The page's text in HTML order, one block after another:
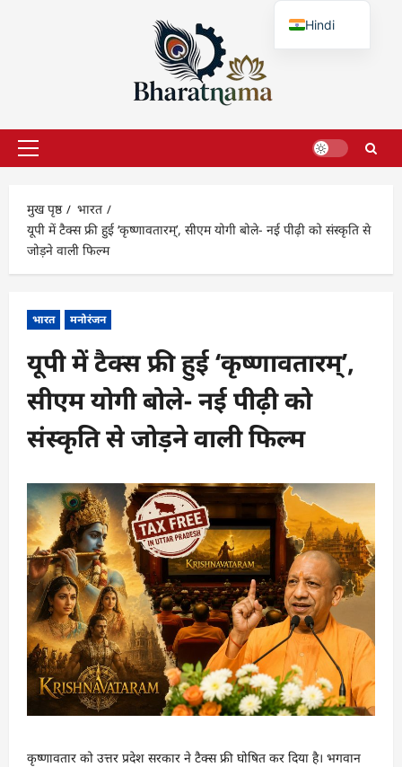
प्राथमिक
मुख पृष्ठ
भारत
यूपी में टैक्स फ्री हुई ‘कृष्णावतारम्’, सीएम योगी बोले- नई पीढ़ी को संस्कृति से
जोड़ने वाली फिल्म
भारत मनोरंजन
यूपी में टैक्स फ्री हुई ‘कृष्णावतारम्’,
सीएम योगी बोले- नई पीढ़ी को
संस्कृति से जोड़ने वाली फिल्म
कृष्णावतार को उत्तर प्रदेश सरकार ने टैक्स फ्री घोषित कर दिया है। भगवान
Hindi